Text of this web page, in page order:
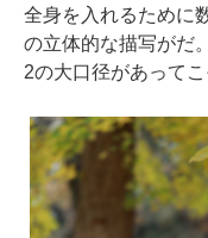
全身を入れるために
の立体的な描写がだ
2の大口径があってこ